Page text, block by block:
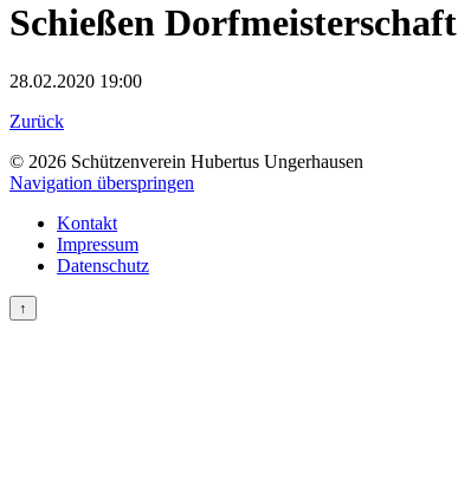
Schießen Dorfmeisterschaft
28.02.2020 19:00
Zurück
© 2026 Schützenverein Hubertus Ungerhausen
Navigation überspringen
Kontakt
Impressum
Datenschutz
↑